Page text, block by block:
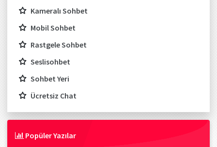
Kameralı Sohbet
Mobil Sohbet
Rastgele Sohbet
Seslisohbet
Sohbet Yeri
Ücretsiz Chat
Popüler Yazılar